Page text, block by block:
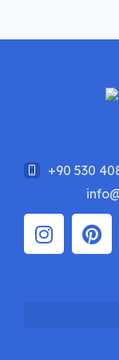
mind is
+90 530